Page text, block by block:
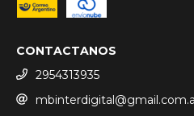
CONTACTANOS
2954313935